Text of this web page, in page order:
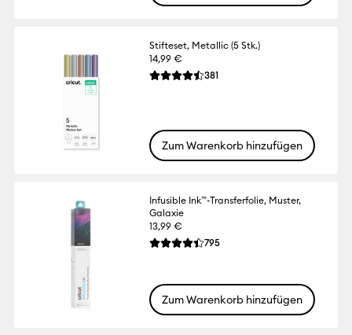
Stifteset, Metallic (5 Stk.)
14,99 €
Die durchschnittliche Bewertung für
381
Zum Warenkorb hinzufügen
Infusible Ink™-Transferfolie, Muster,
Galaxie
13,99 €
Die durchschnittliche Bewertung für
795Reviews
Zum Warenkorb hinzufügen